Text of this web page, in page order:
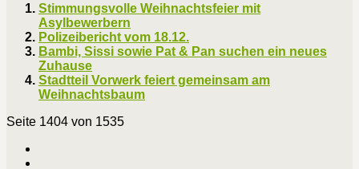
Stimmungsvolle Weihnachtsfeier mit
Asylbewerbern
Polizeibericht vom 18.12.
Bambi, Sissi sowie Pat & Pan suchen ein neues
Zuhause
Stadtteil Vorwerk feiert gemeinsam am
Weihnachtsbaum
Seite 1404 von 1535